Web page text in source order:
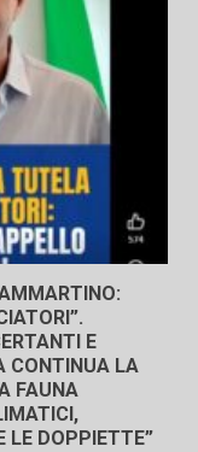
E
CONTINUA LA
FAUNA
LE DOPPIETTE”